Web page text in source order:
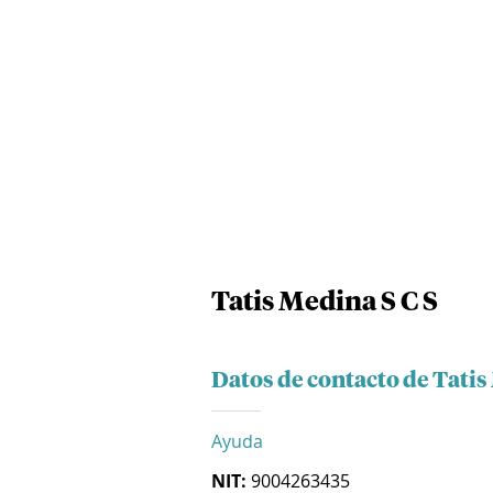
Tatis Medina S C S
Datos de contacto de Tatis
Ayuda
NIT: 9004263435